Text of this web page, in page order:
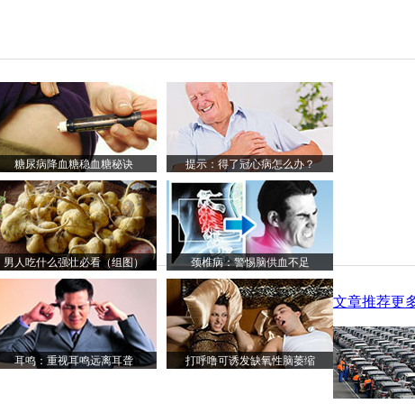
糖尿病降血糖稳血糖秘诀 提示：得了冠心病怎么办？
男人吃什么强壮必看（组图） 颈椎病：警惕脑供血不足
耳鸣：重视耳鸣远离耳聋 打呼噜可诱发缺氧性脑萎缩
文章推荐更